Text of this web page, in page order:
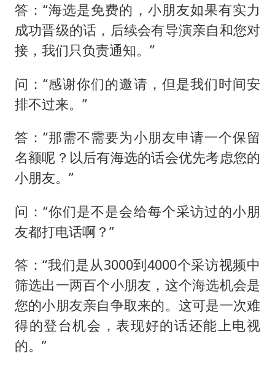
答：“海选是免费的，小朋友如果有实力
成功晋级的话，后续会有导演亲自和您对
接，我们只负责通知。”
问：“感谢你们的邀请，但是我们时间安
排不过来。”
答：“那需不需要为小朋友申请一个保留
名额呢？以后有海选的话会优先考虑您的
小朋友。”
问：“你们是不是会给每个采访过的小朋
友都打电话啊？”
答：“我们是从3000到4000个采访视频中
筛选出一两百个小朋友，这个海选机会是
您的小朋友亲自争取来的。这可是一次难
得的登台机会，表现好的话还能上电视
的。”